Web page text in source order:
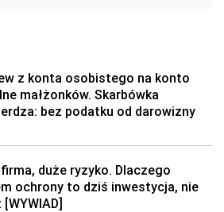
z konta osobistego na konto
małżonków. Skarbówka
bez podatku od darowizny
firma, duże ryzyko. Dlaczego
ochrony to dziś inwestycja, nie